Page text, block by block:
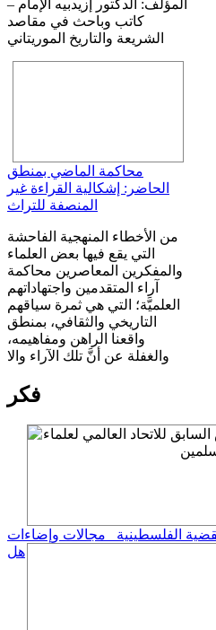
المؤلف: الدكتور إزيدبيه الإمام –
كاتب وباحث في مقاصد
الشريعة والتاريخ الموريتاني
محاكمة الماضي بمنطق
الحاضر: إشكالية القراءة غير
المنصفة للتراث
من الأخطاء المنهجية الفاحشة
التي يقع فيها بعض العلماء
والمفكرين المعاصرين محاكمة
آراء المتقدمين واجتهاداتهم
العلميَّة؛ التي هي ثمرة سياقهم
التاريخي والثقافي، بمنطق
واقعنا الراهن ومفاهيمه،
والغفلة عن أنَّ تلك الآراء والا
فكر
الفلسطينية_ مجالات وإضاءات
هل